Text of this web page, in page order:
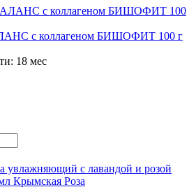
с коллагеном БИШОФИТ 100 г
18 мес